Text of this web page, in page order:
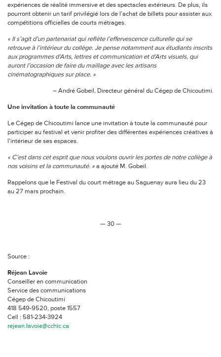
expériences de réalité immersive et des spectacles extérieurs. De plus, ils
pourront obtenir un tarif privilégié lors de l’achat de billets pour assister aux
compétitions officielles de courts métrages.
« Il s’agit d’un partenariat qui reflète l’effervescence culturelle qui se
retrouve à l’intérieur du collège. Je pense notamment aux étudiants inscrits
aux programmes d’Arts, lettres et communication et d’Arts visuels, qui
auront l’occasion de faire du maillage avec les artisans
cinématographiques sur place. »
– André Gobeil, Directeur général du Cégep de Chicoutimi.
Une invitation à toute la communauté
Le Cégep de Chicoutimi lance une invitation à toute la communauté pour
participer au festival et venir profiter des différentes expériences créatives à
l’intérieur de ses espaces.
« C’est dans cet esprit que nous voulons ouvrir les portes de notre collège à
nos voisins et la communauté. » a ajouté M. Gobeil.
Rappelons que le Festival du court métrage au Saguenay aura lieu du 23
au 27 mars prochain.
— 30 —
Source :
Réjean Lavoie
Conseiller en communication
Service des communications
Cégep de Chicoutimi
418 549-9520, poste 1557
Cell : 581-234-3924
rejean.lavoie@cchic.ca